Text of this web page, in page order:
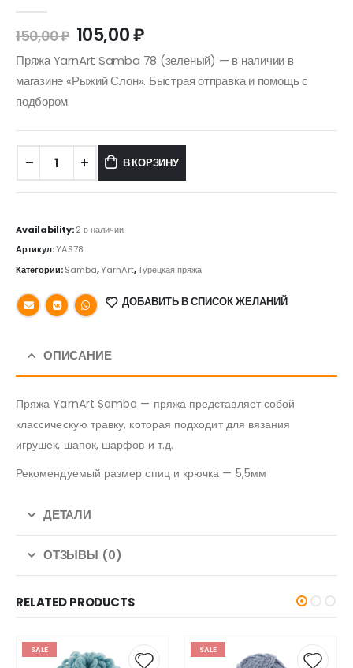
150,00₽ 105,00₽
Пряжа YarnArt Samba 78 (зеленый) — в наличии в
магазине «Рыжий Слон». Быстрая отправка и помощь с
подбором.
В КОРЗИНУ
Availability:2 в наличии
Артикул:YAS78
Категории:Samba,YarnArt,Турецкая пряжа
ДОБАВИТЬ В СПИСОК ЖЕЛАНИЙ
ОПИСАНИЕ
Пряжа YarnArt Samba — пряжа представляет собой
классическую травку, которая подходит для вязания
игрушек, шапок, шарфов и т.д.
Рекомендуемый размер спиц и крючка — 5,5мм
ДЕТАЛИ
ОТЗЫВЫ (0)
RELATED PRODUCTS
SALE SALE